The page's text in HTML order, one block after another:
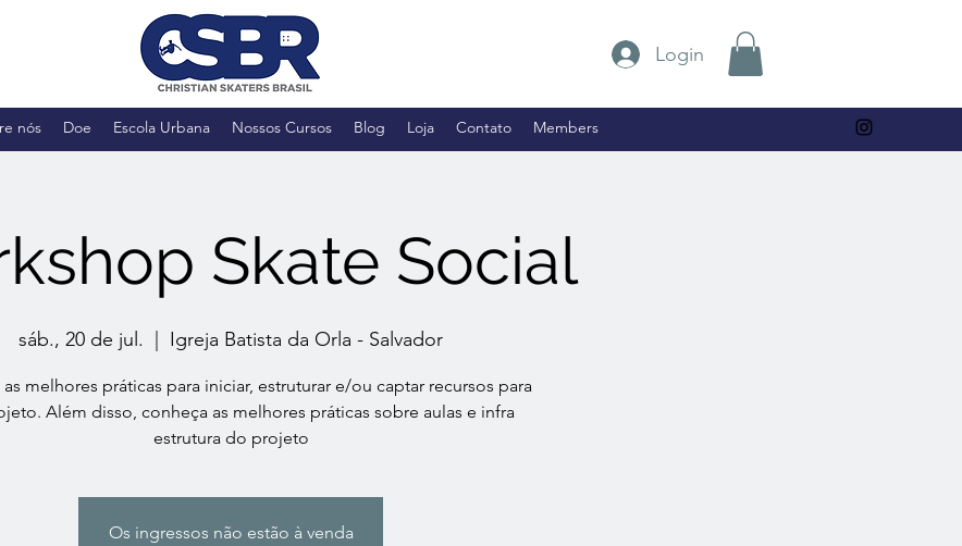
nós Doe Escola Urbana Nossos Cursos Blog Loja Contato Members
Login
Skate Social
sáb., 20 de jul.
  |
Igreja Batista da Orla - Salvador
melhores práticas para iniciar, estruturar e/ou captar recursos para
Além disso, conheça as melhores práticas sobre aulas e infra
estrutura do projeto
Os ingressos não estão à venda